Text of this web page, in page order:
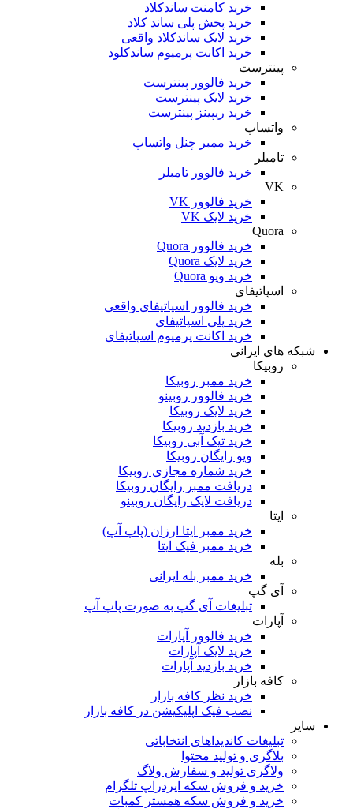
خرید کامنت ساندکلاد
خرید پخش پلی ساند کلاد
خرید لایک ساندکلاد واقعی
خرید اکانت پرمیوم ساندکلود
پینترست
خرید فالوور پینترست
خرید لایک پینترست
خرید ریپینز پینترست
واتساپ
خرید ممبر چنل واتساپ
تامبلر
خرید فالوور تامبلر
VK
خرید فالوور VK
خرید لایک VK
Quora
خرید فالوور Quora
خرید لایک Quora
خرید ویو Quora
اسپاتیفای
خرید فالوور اسپاتیفای واقعی
خرید پلی اسپاتیفای
خرید اکانت پرمیوم اسپاتیفای
شبکه های ایرانی
روبیکا
خرید ممبر روبیکا
خرید فالوور روبینو
خرید لایک روبیکا
خرید بازدید روبیکا
خرید تیک آبی روبیکا
ویو رایگان روبیکا
خرید شماره مجازی روبیکا
دریافت ممبر رایگان روبیکا
دریافت لایک رایگان روبینو
ایتا
خرید ممبر ایتا ارزان (پاپ آپ)
خرید ممبر فیک ایتا
بله
خرید ممبر بله ایرانی
آی گپ
تبلیغات آی گپ به صورت پاپ آپ
آپارات
خرید فالوور آپارات
خرید لایک آپارات
خرید بازدید آپارات
کافه بازار
خرید نظر کافه بازار
نصب فیک اپلیکیشن در کافه بازار
سایر
تبلیغات کاندیداهای انتخاباتی
بلاگری و تولید محتوا
ولاگری تولید و سفارش ولاگ
خرید و فروش سکه ایردراپ تلگرام
خرید و فروش سکه همستر کمبات